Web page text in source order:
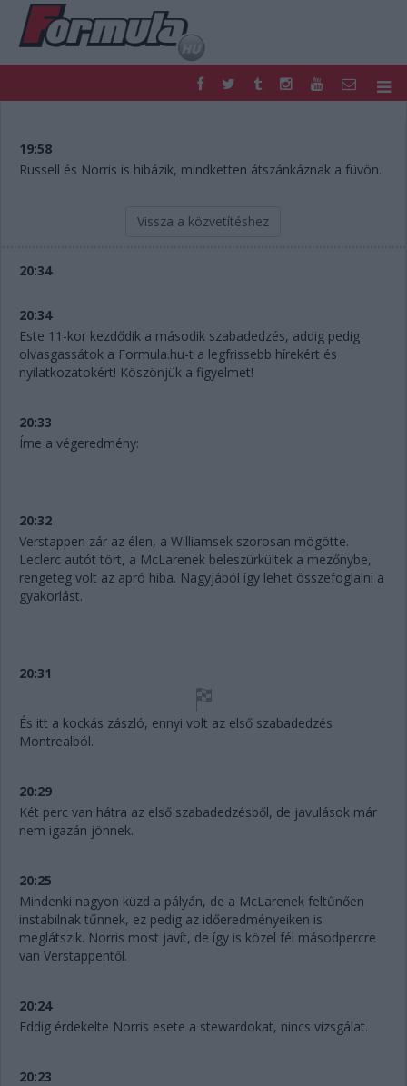
FORMULA
NEMZETKÖZI
HAZAI
VERSENYNAPTÁRAK
19:58
Russell és Norris is hibázik, mindketten átszánkáznak a füvön.
Vissza a közvetítéshez
20:34
20:34
Este 11-kor kezdődik a második szabadedzés, addig pedig
olvasgassátok a Formula.hu-t a legfrissebb hírekért és
nyilatkozatokért! Köszönjük a figyelmet!
20:33
Íme a végeredmény:
20:32
Verstappen zár az élen, a Williamsek szorosan mögötte.
Leclerc autót tört, a McLarenek beleszürkültek a mezőnybe,
rengeteg volt az apró hiba. Nagyjából így lehet összefoglalni a
gyakorlást.
20:31
És itt a kockás zászló, ennyi volt az első szabadedzés
Montrealból.
20:29
Két perc van hátra az első szabadedzésből, de javulások már
nem igazán jönnek.
20:25
Mindenki nagyon küzd a pályán, de a McLarenek feltűnően
instabilnak tűnnek, ez pedig az időeredményeiken is
meglátszik. Norris most javít, de így is közel fél másodpercre
van Verstappentől.
20:24
Eddig érdekelte Norris esete a stewardokat, nincs vizsgálat.
20:23